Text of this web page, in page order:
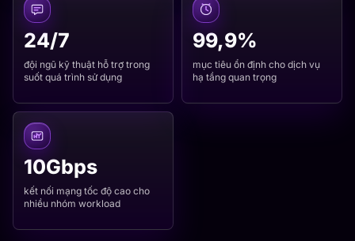
24/7
đội ngũ kỹ thuật hỗ trợ trong
suốt quá trình sử dụng
99,9%
mục tiêu ổn định cho dịch vụ
hạ tầng quan trọng
10Gbps
kết nối mạng tốc độ cao cho
nhiều nhóm workload